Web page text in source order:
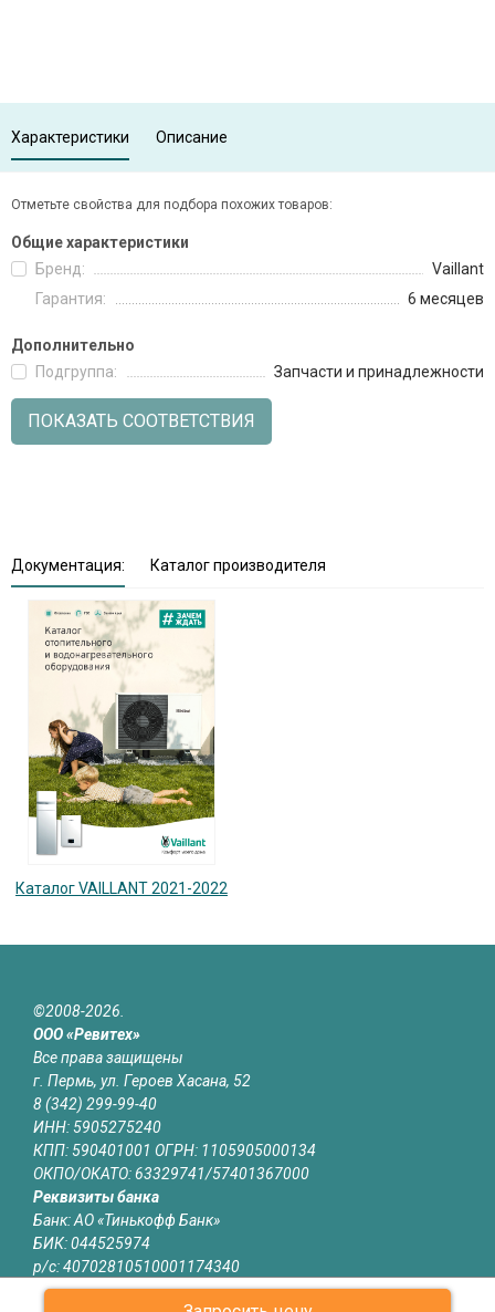
Характеристики Описание
Отметьте свойства для подбора похожих товаров:
Общие характеристики
Бренд:
Vaillant
Гарантия:
6 месяцев
Дополнительно
Подгруппа:
Запчасти и принадлежности
ПОКАЗАТЬ СООТВЕТСТВИЯ
Документация: Каталог производителя
Каталог VAILLANT 2021-2022
©2008-2026.
ООО «Ревитех»
Все права защищены
г. Пермь, ул. Героев Хасана, 52
8 (342) 299-99-40
ИНН: 5905275240
КПП: 590401001 ОГРН: 1105905000134
ОКПО/ОКАТО: 63329741/57401367000
Реквизиты банка
Банк: АО «Тинькофф Банк»
БИК: 044525974
р/с: 40702810510001174340
к/с: 30101810145250000974